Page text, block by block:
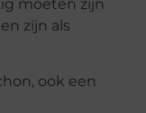
moeten zijn
zijn als
ook een